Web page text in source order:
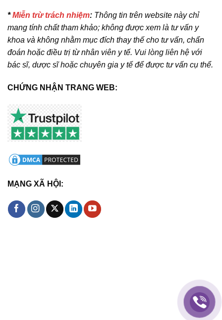
*Miễn trừ trách nhiệm: Thông tin trên website này chỉ
mang tính chất tham khảo; không được xem là tư vấn y
khoa và không nhằm mục đích thay thế cho tư vấn, chẩn
đoán hoặc điều trị từ nhân viên y tế. Vui lòng liên hệ với
bác sĩ, dược sĩ hoặc chuyên gia y tế để được tư vấn cụ thể.
CHỨNG NHẬN TRANG WEB:
MẠNG XÃ HỘI: